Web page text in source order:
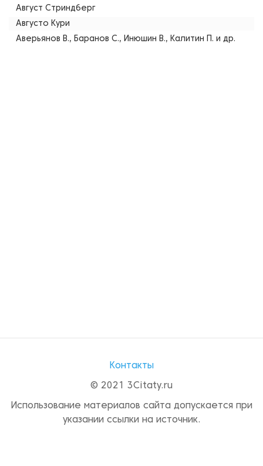
Август Стриндберг
Августо Кури
Аверьянов В., Баранов С., Инюшин В., Калитин П. и др.
Контакты
© 2021 3Citaty.ru
Использование материалов сайта допускается при
указании ссылки на источник.